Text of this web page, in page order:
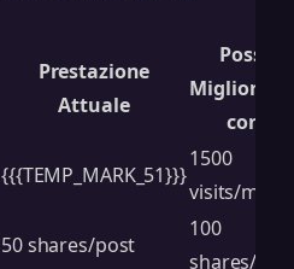
Prestazione
Attuale
con
{{{TEMP_MARK_51}}}
1500
visits/
50 shares/post
100
shares/